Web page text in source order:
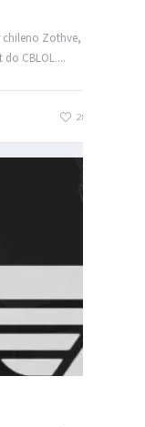
Zothve, ex-
CBLOL....
28